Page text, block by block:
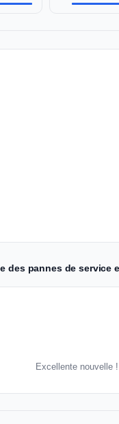
des pannes de service
Excellente nouvelle